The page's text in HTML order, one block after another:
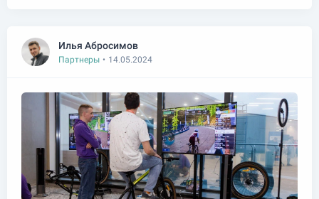
Илья Абросимов
Партнеры • 14.05.2024